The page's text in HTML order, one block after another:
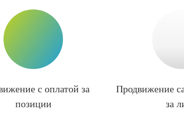
с оплатой за
позиции
Продвижение
за